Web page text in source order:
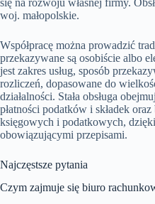
woj. małopolskie.
Współpracę można prowadzić
przekazywane są osobiście albo
jest zakres usług, sposób
rozliczeń, dopasowane do
działalności. Stała obsługa
płatności podatków i składek
księgowych i podatkowych,
obowiązującymi przepisami.
Najczęstsze pytania
Czym zajmuje się biuro